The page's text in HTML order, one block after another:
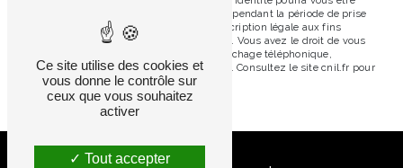
demandé. Nous conservons vos données pendant la période de prise
de contact puis pendant la durée de prescription légale aux fins
probatoires et de gestion des contentieux. Vous avez le droit de vous
inscrire sur la liste d'opposition au démarchage téléphonique,
disponible à cette adresse: Bloctel.gouv.fr
. Consultez le site cnil.fr pour
plus d’informations sur vos droits.
Ce site utilise des cookies et
vous donne le contrôle sur
ceux que vous souhaitez
activer
Tout accepter